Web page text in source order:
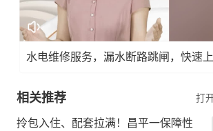
水电维修服务，漏水断路跳闸，快速
相关推荐 打
拎包入住、配套拉满！昌平一保障性